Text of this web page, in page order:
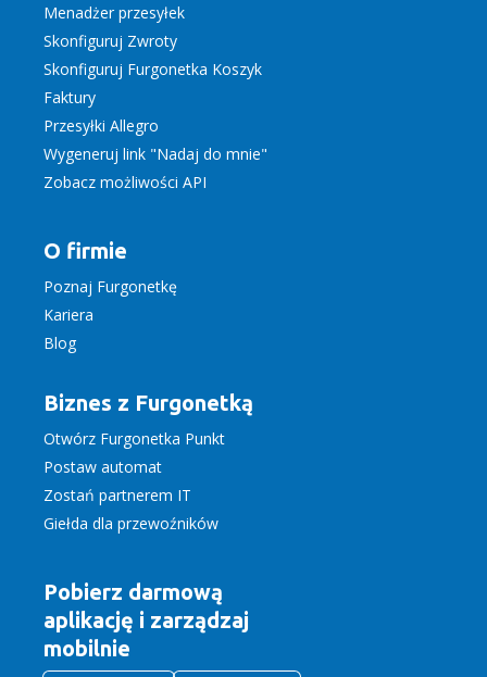
Menadżer przesyłek
Skonfiguruj Zwroty
Skonfiguruj Furgonetka Koszyk
Faktury
Przesyłki Allegro
Wygeneruj link "Nadaj do mnie"
Zobacz możliwości API
O firmie
Poznaj Furgonetkę
Kariera
Blog
Biznes z Furgonetką
Otwórz Furgonetka Punkt
Postaw automat
Zostań partnerem IT
Giełda dla przewoźników
Pobierz darmową
aplikację i zarządzaj
mobilnie